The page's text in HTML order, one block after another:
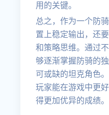
用的关键。
总之，作为一个防
置上稳定输出，还
和策略思维。通过
够逐渐掌握防骑的
可或缺的坦克角色
玩家能在游戏中更
得更加优异的成绩。